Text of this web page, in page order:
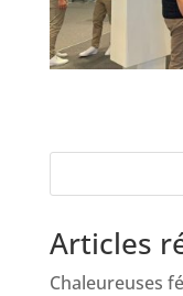
Articles
Chaleureuses